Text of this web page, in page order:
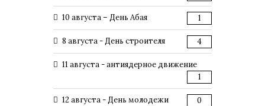
10 августа – День Абая 1
8 августа - День строителя 4
11 августа - антиядерное движение
1
12 августа - День молодежи 0